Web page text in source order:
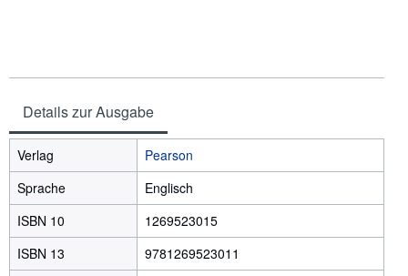
Details zur Ausgabe
Verlag
Pearson
Sprache
Englisch
ISBN 10
1269523015
ISBN 13
9781269523011